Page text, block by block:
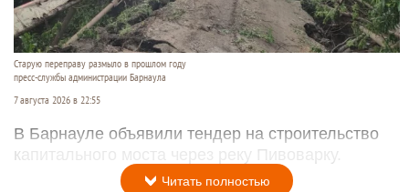
Старую переправу размыло в прошлом году
пресс-службы администрации Барнаула
7 августа 2026 в 22:55
В Барнауле объявили тендер на строительство
капитального моста через реку Пивоварку.
Читать полностью